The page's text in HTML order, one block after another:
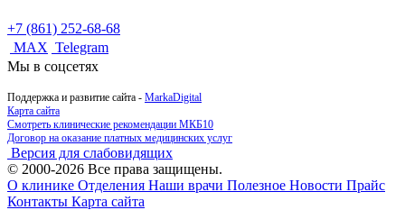
+7 (861) 252-68-68
MAX Telegram
Мы в соцсетях
Поддержка и развитие сайта - MarkaDigital
Карта сайта
Смотреть клинические рекомендации МКБ10
Договор на оказание платных медицинских услуг
Версия для слабовидящих
© 2000-2026 Все права защищены.
О клинике Отделения Наши врачи Полезное Новости Прайс
Контакты Карта сайта